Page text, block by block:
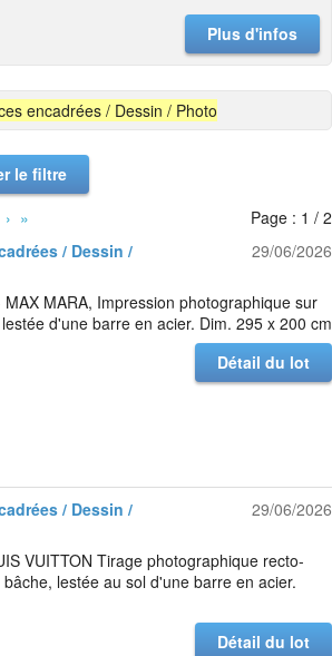
Plus d'infos
encadrées / Dessin / Photo
le filtre
› »
Page : 1 / 2
/ Dessin /
29/06/2026
MAX MARA, Impression photographique sur
d'une barre en acier. Dim. 295 x 200 cm
Détail du lot
/ Dessin /
29/06/2026
VUITTON Tirage photographique recto-
lestée au sol d'une barre en acier.
Détail du lot